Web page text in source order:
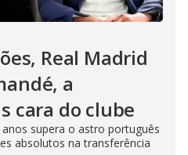
Real Madrid
a
cara do clube
supera o astro português
absolutos na transferência